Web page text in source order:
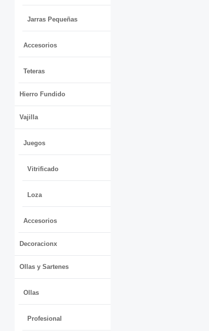
Jarras Pequeñas
Accesorios
Teteras
Hierro Fundido
Vajilla
Juegos
Vitrificado
Loza
Accesorios
Decoracionx
Ollas y Sartenes
Ollas
Profesional